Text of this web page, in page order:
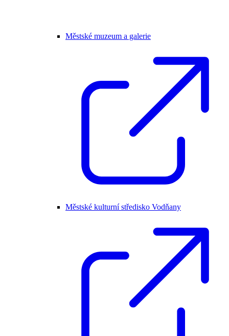
Městské muzeum a galerie
Městské kulturní středisko Vodňany